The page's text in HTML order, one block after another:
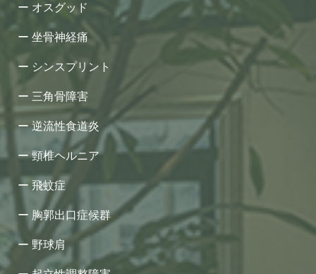
オスグッド
坐骨神経痛
シンスプリント
三角骨障害
逆流性食道炎
頸椎ヘルニア
飛蚊症
胸郭出口症候群
野球肩